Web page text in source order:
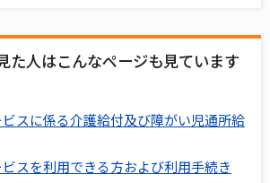
た人はこんなページも見ています
スに係る介護給付及び障がい児通所給
スを利用できる方および利用手続き